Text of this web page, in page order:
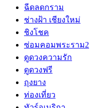
ฉีดลดกราม
ช่างฝ้า เชียงใหม่
ชิงโชค
ซ่อมคอมพระราม2
ดูดวงความรัก
ดูดวงฟรี
ถุงยาง
ท่องเที่ยว